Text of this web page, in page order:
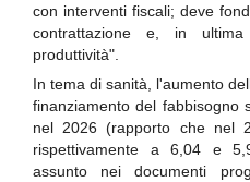
con interventi fiscali; deve
contrattazione e, in ultima
produttività".
In tema di sanità, l'aumento
finanziamento del fabbisogno
nel 2026 (rapporto che nel
rispettivamente a 6,04 e
assunto nei documenti